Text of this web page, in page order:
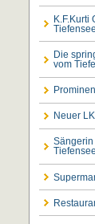
K.F.Kurti
Die
vom
Neuer
Sängerin